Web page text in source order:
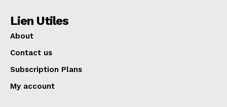
Lien Utiles
About
Contact us
Subscription Plans
My account